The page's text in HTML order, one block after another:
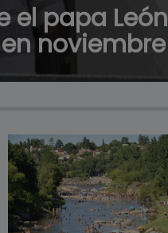
el papa León
noviembre